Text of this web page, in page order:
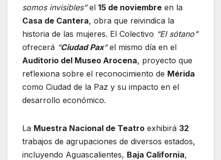
somos invisibles”el 15 de noviembre en la
Casa de Cantera, obra que reivindica la
historia de las mujeres. El Colectivo “El sótano”
ofrecerá “Ciudad Pax“el mismo día en el
Auditorio del Museo Arocena, proyecto que
reflexiona sobre el reconocimiento de Mérida
como Ciudad de la Paz y su impacto en el
desarrollo económico.
La Muestra Nacional de Teatro exhibirá 32
trabajos de agrupaciones de diversos estados,
incluyendo Aguascalientes, Baja California,